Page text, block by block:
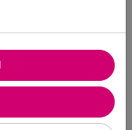
Solutions®